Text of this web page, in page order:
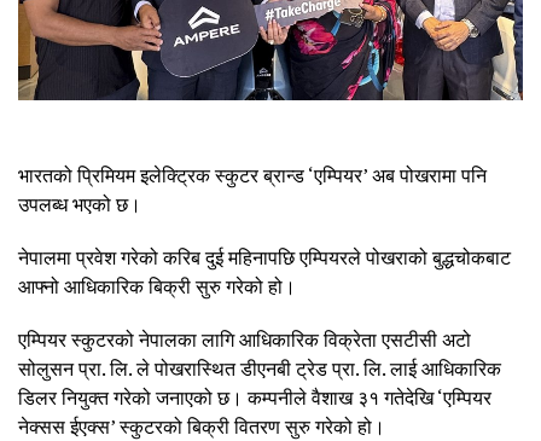
भारतको प्रिमियम इलेक्ट्रिक स्कुटर ब्रान्ड ‘एम्पियर’ अब पोखरामा पनि
उपलब्ध भएको छ।
नेपालमा प्रवेश गरेको करिब दुई महिनापछि एम्पियरले पोखराको बुद्धचोकबाट
आफ्नो आधिकारिक बिक्री सुरु गरेको हो।
एम्पियर स्कुटरको नेपालका लागि आधिकारिक विक्रेता एसटीसी अटो
सोलुसन प्रा. लि. ले पोखरास्थित डीएनबी ट्रेड प्रा. लि. लाई आधिकारिक
डिलर नियुक्त गरेको जनाएको छ। कम्पनीले वैशाख ३१ गतेदेखि ‘एम्पियर
नेक्सस ईएक्स’ स्कुटरको बिक्री वितरण सुरु गरेको हो।